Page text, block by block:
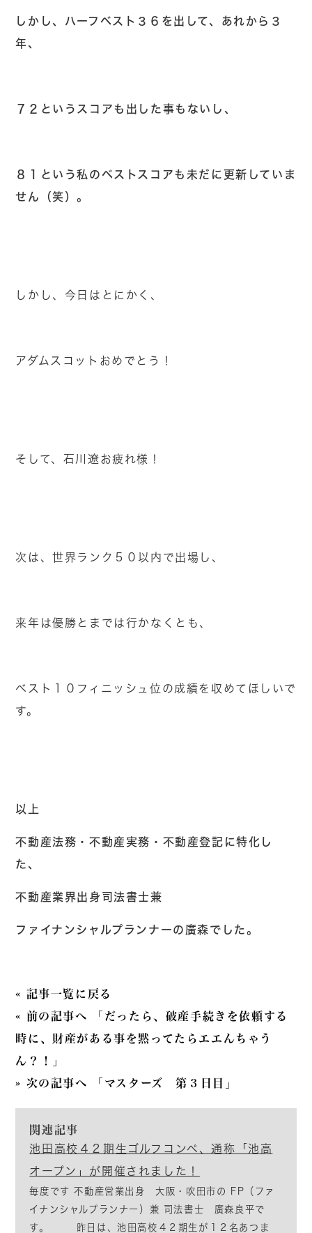
しかし、ハーフベスト３６を出して、あれから３
年、
７２というスコアも出した事もないし、
８１という私のベストスコアも未だに更新していま
せん（笑）。
しかし、今日はとにかく、
アダムスコットおめでとう！
そして、石川遼お疲れ様！
次は、世界ランク５０以内で出場し、
来年は優勝とまでは行かなくとも、
ベスト１０フィニッシュ位の成績を収めてほしいで
す。
以上
不動産法務・不動産実務・不動産登記に特化し
た、
不動産業界出身司法書士兼
ファイナンシャルプランナーの廣森でした。
« 記事一覧に戻る
« 前の記事へ 「だったら、破産手続きを依頼する
時に、財産がある事を黙ってたらエエんちゃう
ん？！」
» 次の記事へ 「マスターズ 第３日目」
関連記事
池田高校４２期生ゴルフコンペ、通称「池高
オープン」が開催されました！
毎度です 不動産営業出身 大阪・吹田市の FP（ファ
イナンシャルプランナー）兼 司法書士 廣森良平で
す。 昨日は、池田高校４２期生が１２名あつま